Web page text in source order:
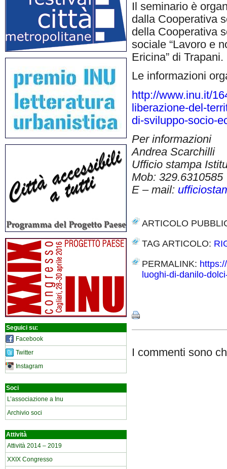
Seguici su:
Facebook
Twitter
Instagram
Soci
L’associazione a Inu
Archivio soci
Attività
Attività 2014 – 2019
XXIX Congresso
Il seminario è
dalla Cooperativa
della Cooperativa
sociale “Lavoro e
Ericina” di Trapani.
Le informazioni
http://www.inu.it/
liberazione-del-
di-sviluppo-socio-
Per informazioni
Andrea Scarchilli
Ufficio stampa
Mob: 329.6310585
E – mail:
ARTICOLO
TAG ARTICOLO:
PERMALINK:
luoghi-di-danilo-
I commenti sono